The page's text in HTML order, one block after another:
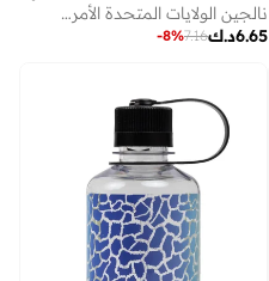
نالجين الولايات المتحدة الأمريكية 1 لتر فم واسع أخضر مزرق مستدام
د.ك6.65
7.16
-8%